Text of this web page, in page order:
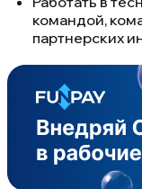
командой,
партнерских